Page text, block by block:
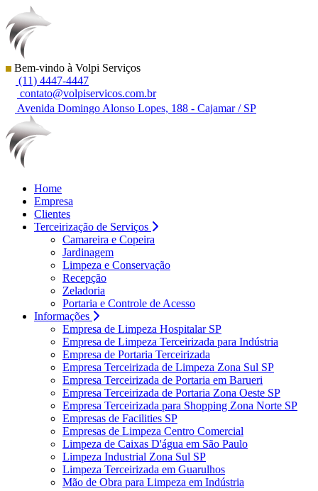
Bem-vindo à Volpi Serviços
(11) 4447-4447
contato@volpiservicos.com.br
Avenida Domingo Alonso Lopes, 188 - Cajamar / SP
Home
Empresa
Clientes
Terceirização de Serviços
Camareira e Copeira
Jardinagem
Limpeza e Conservação
Recepção
Zeladoria
Portaria e Controle de Acesso
Informações
Empresa de Limpeza Hospitalar SP
Empresa de Limpeza Terceirizada para Indústria
Empresa de Portaria Terceirizada
Empresa Terceirizada de Limpeza Zona Sul SP
Empresa Terceirizada de Portaria em Barueri
Empresa Terceirizada de Portaria Zona Oeste SP
Empresa Terceirizada para Shopping Zona Norte SP
Empresas de Facilities SP
Empresas de Limpeza Centro Comercial
Limpeza de Caixas D'água em São Paulo
Limpeza Industrial Zona Sul SP
Limpeza Terceirizada em Guarulhos
Mão de Obra para Limpeza em Indústria